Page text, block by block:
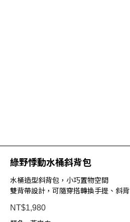
綠野悸動水桶斜背包
水桶造型斜背包，小巧置物空間
雙背帶設計，可隨穿搭轉換手提、斜背
NT$1,980